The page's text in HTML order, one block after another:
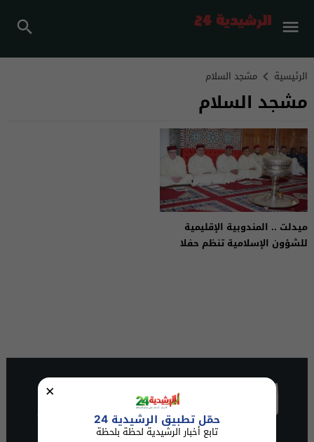
الرئيسية مشجد السلام
مشجد السلام
ميدلت .. المندوبية الإقليمية
للشؤون الإسلامية تنظم حفلا
×
حمّل تطبيق الرشيدية 24
تابع أخبار الرشيدية لحظة بلحظة